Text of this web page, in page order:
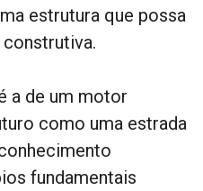
estrutura que possa
a de um motor
como uma estrada
fundamentais